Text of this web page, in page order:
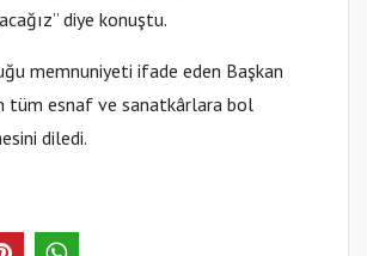
diye konuştu.
memnuniyeti ifade eden Başkan
tüm esnaf ve sanatkârlara bol
diledi.